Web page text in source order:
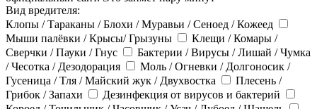
Вид вредителя:
Клопы / Тараканы / Блохи / Муравьи / Сеноед / Кожеед
Мыши палёвки / Крысы/ Грызуны
Клещи / Комары /
Сверчки / Пауки / Гнус
Бактерии / Вирусы / Лишай / Чумка
/ Чесотка / Дезодорация
Моль / Огневки / Долгоносик /
Гусеница / Тля / Майский жук / Двухвостка
Плесень /
Грибок / Запахи
Дезинфекция от вирусов и бактерий